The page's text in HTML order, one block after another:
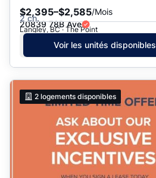
$2,395–$2,585/Mois
2 ch.
20839 78B Ave
Langley, BC · The Point
Voir les unités disponibles
2 logements disponibles